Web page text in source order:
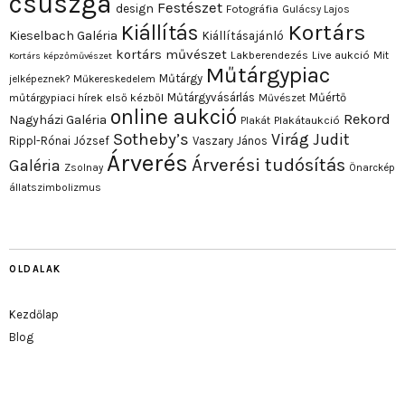
design Festészet Fotográfia Gulácsy Lajos
Kieselbach Galéria Kiállítás Kiállításajánló Kortárs
Kortárs képzőművészet kortárs művészet Lakberendezés Live aukció Mit
jelképeznek? Műkereskedelem Műtárgy Műtárgypiac
műtárgypiaci hírek első kézből Műtárgyvásárlás Művészet Műértő
Nagyházi Galéria online aukció Plakát Plakátaukció Rekord
Rippl-Rónai József Sotheby’s Vaszary János Virág Judit
Galéria Zsolnay Árverés Árverési tudósítás Önarckép
állatszimbolizmus
OLDALAK
Kezdőlap
Blog